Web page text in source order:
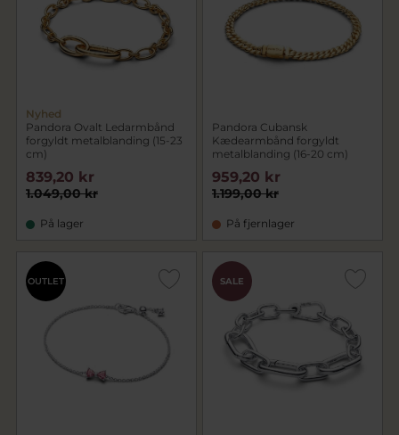
Nyhed
Pandora Ovalt Ledarmbånd
forgyldt metalblanding (15-23
cm)
1.049,00 kr
839,20 kr
På lager
Pandora Cubansk
Kædearmbånd forgyldt
metalblanding (16-20 cm)
1.199,00 kr
959,20 kr
På fjernlager
OUTLET SALE